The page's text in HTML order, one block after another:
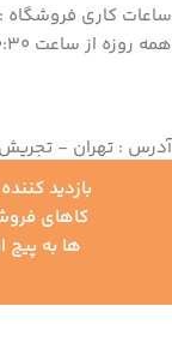
ساعات کاری فروشگاه :
همه روزه از ساعت 10:30 الی 21:30
آدرس : تهران -
منفی یک - واحد 145
بازدید
کاهای
0